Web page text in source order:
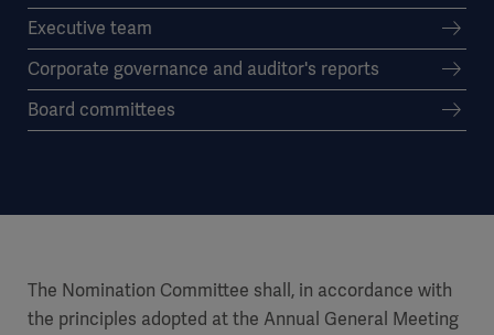
Executive team
Corporate governance and auditor's reports
Board committees
The Nomination Committee shall, in accordance with
the principles adopted at the Annual General Meeting